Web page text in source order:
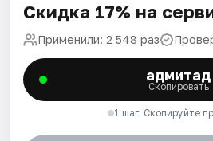
Скидка 17% на
Применили: 2 548 раз
адмитад
Скопировать
1 шаг. Скопируйте